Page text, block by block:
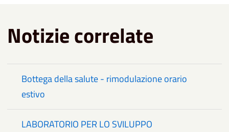
Notizie correlate
Bottega della salute - rimodulazione orario
estivo
LABORATORIO PER LO SVILUPPO